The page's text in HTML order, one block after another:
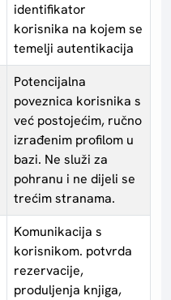
identifikator
korisnika na kojem se
temelji autentikacija
Potencijalna
poveznica korisnika s
već postojećim, ručno
izrađenim profilom u
bazi. Ne služi za
pohranu i ne dijeli se
trećim stranama.
Komunikacija s
korisnikom. potvrda
rezervacije,
produljenja knjiga,